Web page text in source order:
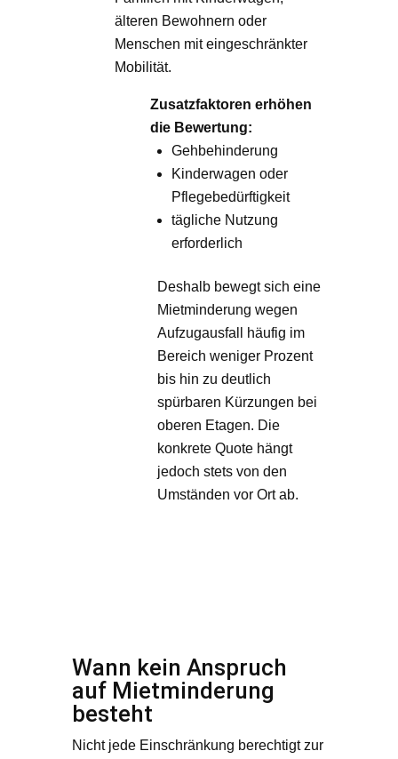
älteren Bewohnern oder
Menschen mit eingeschränkter
Mobilität.
Zusatzfaktoren erhöhen
die Bewertung:
Gehbehinderung
Kinderwagen oder
Pflegebedürftigkeit
tägliche Nutzung
erforderlich
Deshalb bewegt sich eine
Mietminderung wegen
Aufzugausfall häufig im
Bereich weniger Prozent
bis hin zu deutlich
spürbaren Kürzungen bei
oberen Etagen. Die
konkrete Quote hängt
jedoch stets von den
Umständen vor Ort ab.
Wann kein Anspruch
auf Mietminderung
besteht
Nicht jede Einschränkung berechtigt zur